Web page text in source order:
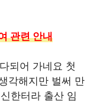
관련 안내
되어 가네요 첫
각해지만 벌써 만
한터라 출산 임